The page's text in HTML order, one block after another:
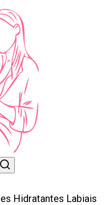
Hidratantes Labiais